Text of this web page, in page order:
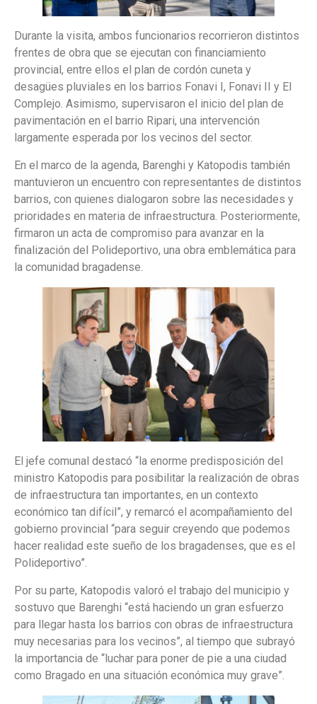
Durante la visita, ambos funcionarios recorrieron distintos
frentes de obra que se ejecutan con financiamiento
provincial, entre ellos el plan de cordón cuneta y
desagües pluviales en los barrios Fonavi I, Fonavi II y El
Complejo. Asimismo, supervisaron el inicio del plan de
pavimentación en el barrio Ripari, una intervención
largamente esperada por los vecinos del sector.
En el marco de la agenda, Barenghi y Katopodis también
mantuvieron un encuentro con representantes de distintos
barrios, con quienes dialogaron sobre las necesidades y
prioridades en materia de infraestructura. Posteriormente,
firmaron un acta de compromiso para avanzar en la
finalización del Polideportivo, una obra emblemática para
la comunidad bragadense.
El jefe comunal destacó “la enorme predisposición del
ministro Katopodis para posibilitar la realización de obras
de infraestructura tan importantes, en un contexto
económico tan difícil”, y remarcó el acompañamiento del
gobierno provincial “para seguir creyendo que podemos
hacer realidad este sueño de los bragadenses, que es el
Polideportivo”.
Por su parte, Katopodis valoró el trabajo del municipio y
sostuvo que Barenghi “está haciendo un gran esfuerzo
para llegar hasta los barrios con obras de infraestructura
muy necesarias para los vecinos”, al tiempo que subrayó
la importancia de “luchar para poner de pie a una ciudad
como Bragado en una situación económica muy grave”.